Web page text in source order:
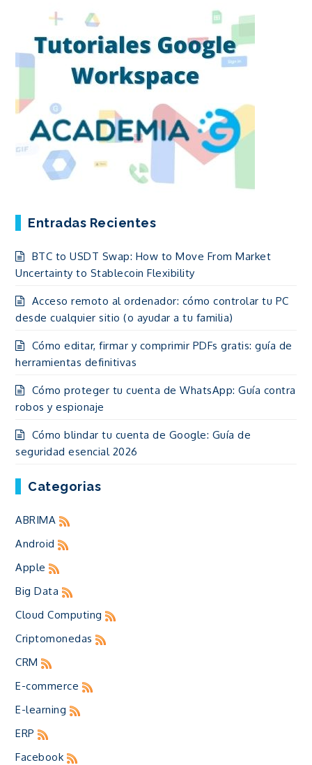
Entradas Recientes
BTC to USDT Swap: How to Move From Market
Uncertainty to Stablecoin Flexibility
Acceso remoto al ordenador: cómo controlar tu PC
desde cualquier sitio (o ayudar a tu familia)
Cómo editar, firmar y comprimir PDFs gratis: guía de
herramientas definitivas
Cómo proteger tu cuenta de WhatsApp: Guía contra
robos y espionaje
Cómo blindar tu cuenta de Google: Guía de
seguridad esencial 2026
Categorias
ABRIMA
Android
Apple
Big Data
Cloud Computing
Criptomonedas
CRM
E-commerce
E-learning
ERP
Facebook